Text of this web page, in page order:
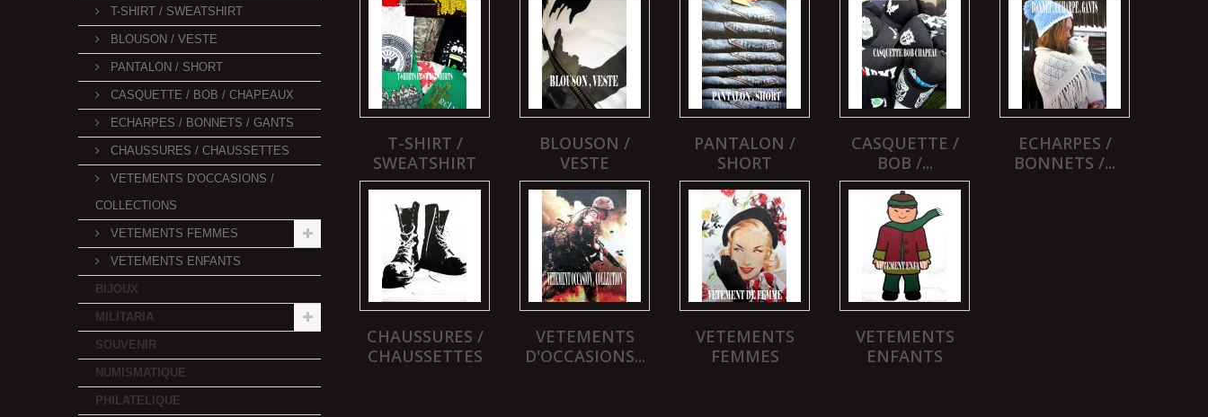
T-SHIRT / SWEATSHIRT
BLOUSON / VESTE
PANTALON / SHORT
CASQUETTE / BOB / CHAPEAUX
ECHARPES / BONNETS / GANTS
CHAUSSURES / CHAUSSETTES
VETEMENTS D'OCCASIONS /
COLLECTIONS
VETEMENTS FEMMES
VETEMENTS ENFANTS
BIJOUX
MILITARIA
SOUVENIR
NUMISMATIQUE
PHILATELIQUE
T-SHIRT /
SWEATSHIRT
BLOUSON /
VESTE
PANTALON /
SHORT
CASQUETTE /
BOB /...
ECHARPES /
BONNETS /...
CHAUSSURES /
CHAUSSETTES
VETEMENTS
D'OCCASIONS...
VETEMENTS
FEMMES
VETEMENTS
ENFANTS